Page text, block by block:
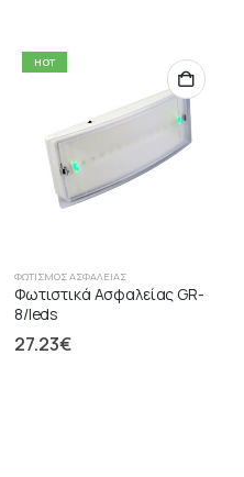
HOT
ΦΩΤΙΣΜΌΣ ΑΣΦΑΛΕΊΑΣ
Φωτιστικά Ασφαλείας GR-
8/leds
27.23€